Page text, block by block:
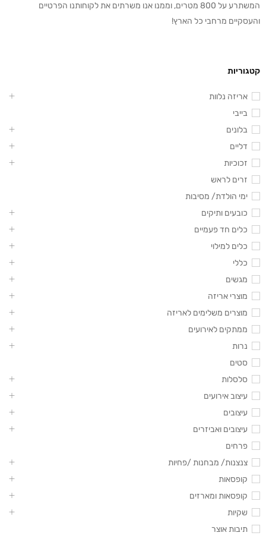
המשתרע על 800 מטרים, וממנו אנו משרתים את לקוחותנו הפרטיים
והעסקיים מרחבי כל הארץ!
קטגוריות
אריזה נלוות
בייבי
בלונים
דליים
זכוכיות
זרים לראש
ימי הולדת/ מסיבות
כובעים ותיקים
כלים חד פעמיים
כלים למילוי
כללי
מגשים
מוצרי אריזה
מוצרים משלימים לאריזה
ממתקים לאירועים
נרות
סטים
סלסלות
עיצוב אירועים
עיצובים
עיצובים ואביזרים
פרחים
צנצנות/ מבחנות /פחיות
קופסאות
קופסאות ומארזים
שקיות
תיבות אוצר